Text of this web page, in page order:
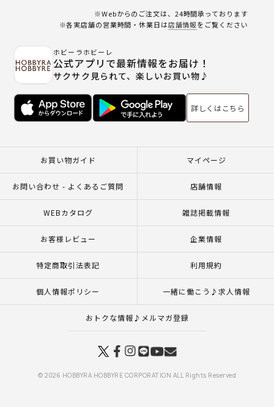
※Webからのご注文は、24時間承っております
※各実店舗の営業時間・休業日は店舗情報をご覧ください
ホビーラホビーレ
公式アプリで最新情報をお届け！
サクサク見られて、楽しいお買い物♪
詳しくはこちら
お買い物ガイド マイページ
お問い合わせ - よくあるご質問 店舗情報
WEBカタログ 雑誌掲載情報
お客様レビュー 企業情報
特定商取引法表記 利用規約
個人情報ポリシー 一緒に働こう♪求人情報
おトクな情報♪メルマガ登録
© 2026 HOBBYRA HOBBYRE CORPORATION ALL Rights Reserved